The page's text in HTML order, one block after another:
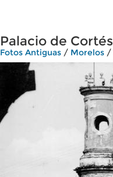
Palacio de Cortés
Fotos Antiguas / Morelos /